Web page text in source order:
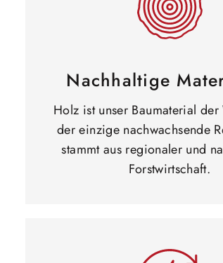
Nachhaltige
Holz ist unser Baumaterial der
der einzige nachwachsende
stammt aus regionaler und
Forstwirtschaft.